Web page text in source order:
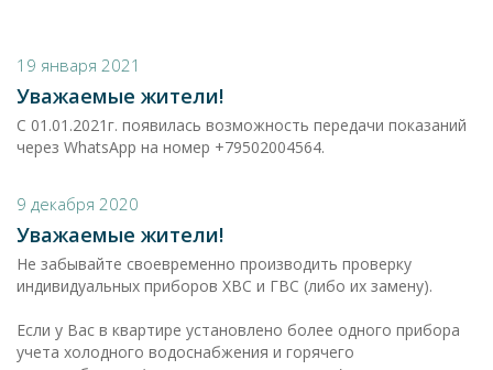
19 января 2021
Уважаемые жители!
С 01.01.2021г. появилась возможность передачи показаний
через WhatsApp на номер +79502004564.
9 декабря 2020
Уважаемые жители!
Не забывайте своевременно производить проверку
индивидуальных приборов ХВС и ГВС (либо их замену).
Если у Вас в квартире установлено более одного прибора
учета холодного водоснабжения и горячего